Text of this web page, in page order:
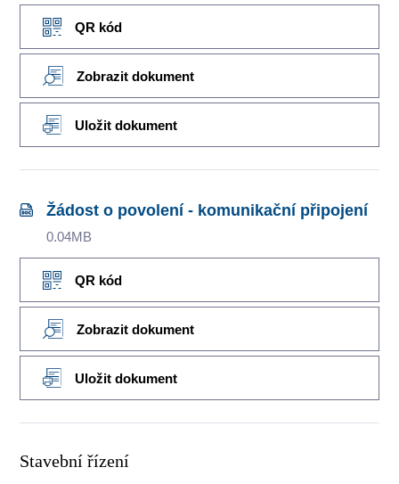
QR kód
Zobrazit dokument
Uložit dokument
Žádost o povolení - komunikační připojení
0.04MB
QR kód
Zobrazit dokument
Uložit dokument
Stavební řízení